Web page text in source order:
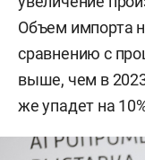
Объем импорта
сравнению с
выше, чем в
же упадет на